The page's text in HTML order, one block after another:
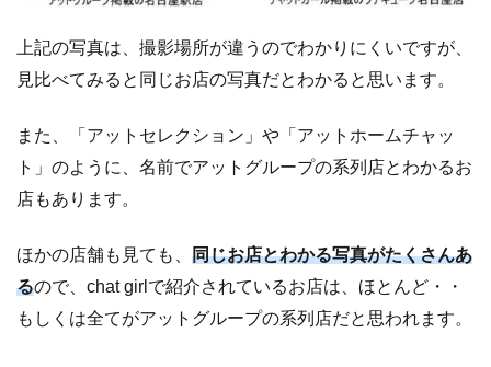
上記の写真は、撮影場所が違うのでわかりにくいですが、
見比べてみると同じお店の写真だとわかると思います。
また、「アットセレクション」や「アットホームチャッ
ト」のように、名前でアットグループの系列店とわかるお
店もあります。
ほかの店舗も見ても、 同じお店とわかる写真がたくさんあ
るので、chat girlで紹介されているお店は、ほとんど・・
もしくは全てがアットグループの系列店だと思われます。